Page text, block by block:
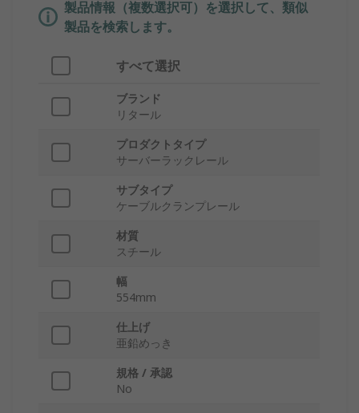
製品情報（複数選択可）を選択して、類似
製品を検索します。
すべて選択
ブランド
リタール
プロダクトタイプ
サーバーラックレール
サブタイプ
ケーブルクランプレール
材質
スチール
幅
554mm
仕上げ
亜鉛めっき
規格 / 承認
No